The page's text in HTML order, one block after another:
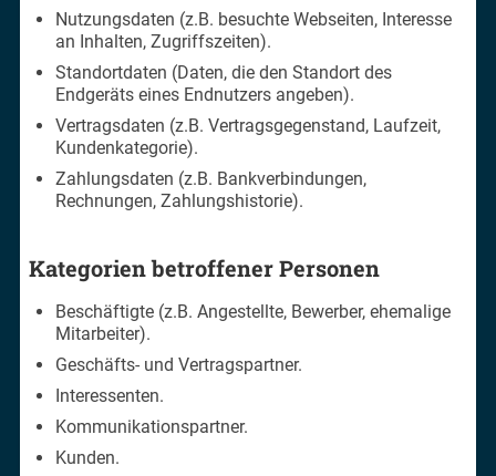
Nutzungsdaten (z.B. besuchte Webseiten, Interesse
an Inhalten, Zugriffszeiten).
Standortdaten (Daten, die den Standort des
Endgeräts eines Endnutzers angeben).
Vertragsdaten (z.B. Vertragsgegenstand, Laufzeit,
Kundenkategorie).
Zahlungsdaten (z.B. Bankverbindungen,
Rechnungen, Zahlungshistorie).
Kategorien betroffener Personen
Beschäftigte (z.B. Angestellte, Bewerber, ehemalige
Mitarbeiter).
Geschäfts- und Vertragspartner.
Interessenten.
Kommunikationspartner.
Kunden.